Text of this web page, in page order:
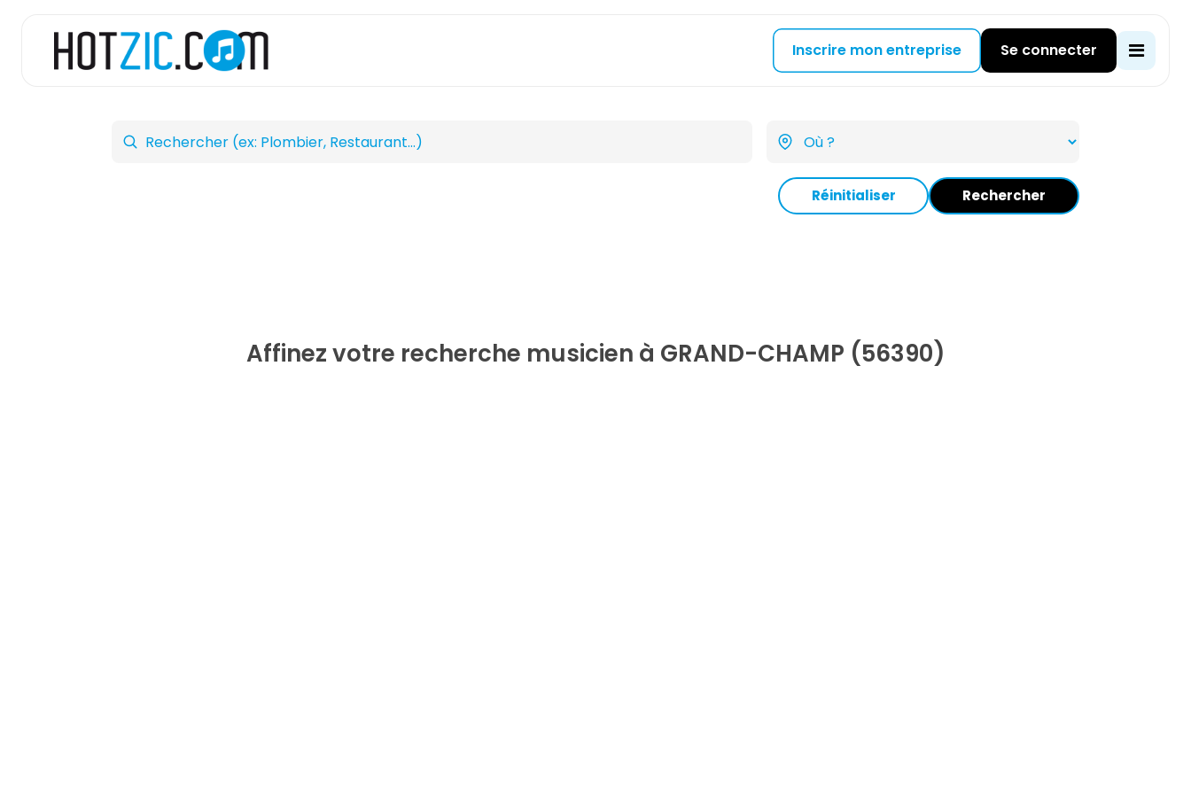
Inscrire mon entreprise Se connecter
Réinitialiser Rechercher
Affinez votre recherche musicien à GRAND-CHAMP (56390)